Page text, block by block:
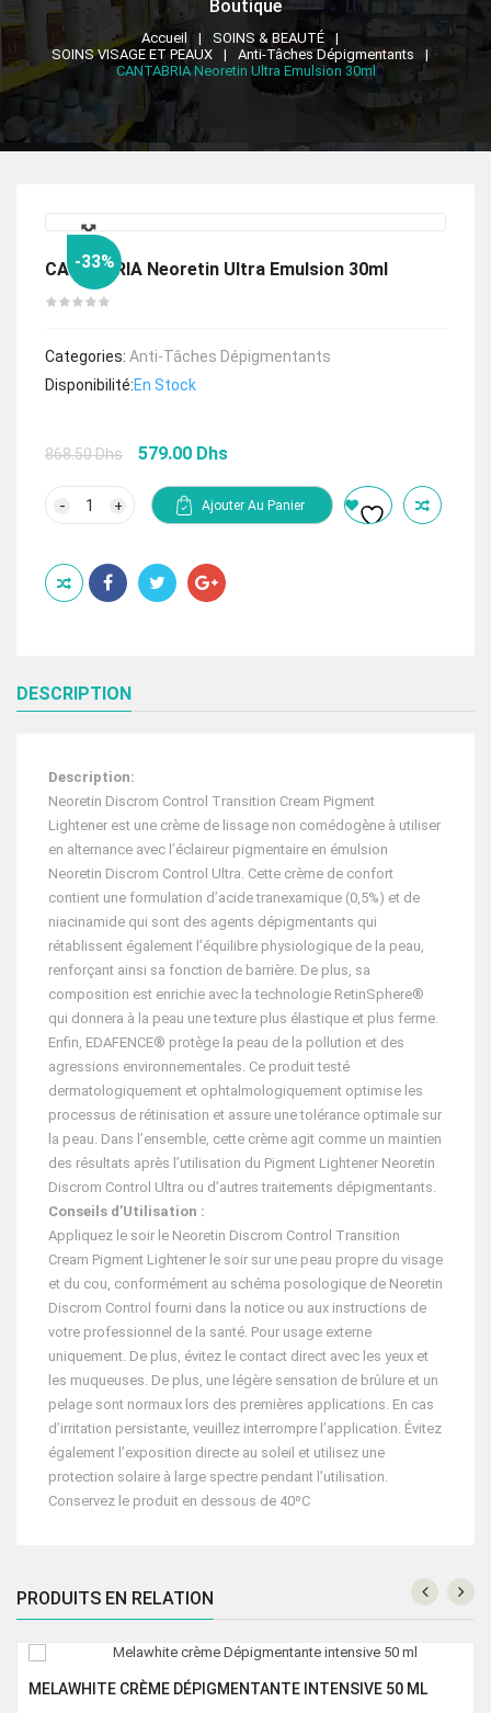
Boutique
Accueil
SOINS & BEAUTÉ
SOINS VISAGE ET PEAUX
Anti-Tâches Dépigmentants
CANTABRIA Neoretin Ultra Emulsion 30ml
-33%
CANTABRIA Neoretin Ultra Emulsion 30ml
Categories: Anti-Tâches Dépigmentants
Disponibilité:En Stock
868.50Dhs
Le
initial
était :
579.00 Dhs
est :
Ultra
Emulsion
30ml
Ajouter Au Panier
DESCRIPTION
Description:
Neoretin Discrom Control Transition Cream Pigment
Lightener est une crème de lissage non comédogène à utiliser
en alternance avec l’éclaireur pigmentaire en émulsion
Neoretin Discrom Control Ultra. Cette crème de confort
contient une formulation d’acide tranexamique (0,5%) et de
niacinamide qui sont des agents dépigmentants qui
rétablissent également l’équilibre physiologique de la peau,
renforçant ainsi sa fonction de barrière. De plus, sa
composition est enrichie avec la technologie RetinSphere®
qui donnera à la peau une texture plus élastique et plus ferme.
Enfin, EDAFENCE® protège la peau de la pollution et des
agressions environnementales. Ce produit testé
dermatologiquement et ophtalmologiquement optimise les
processus de rétinisation et assure une tolérance optimale sur
la peau. Dans l’ensemble, cette crème agit comme un maintien
des résultats après l’utilisation du Pigment Lightener Neoretin
Discrom Control Ultra ou d’autres traitements dépigmentants.
Conseils d’Utilisation :
Appliquez le soir le Neoretin Discrom Control Transition
Cream Pigment Lightener le soir sur une peau propre du visage
et du cou, conformément au schéma posologique de Neoretin
Discrom Control fourni dans la notice ou aux instructions de
votre professionnel de la santé. Pour usage externe
uniquement. De plus, évitez le contact direct avec les yeux et
les muqueuses. De plus, une légère sensation de brûlure et un
pelage sont normaux lors des premières applications. En cas
d’irritation persistante, veuillez interrompre l’application. Évitez
également l’exposition directe au soleil et utilisez une
protection solaire à large spectre pendant l’utilisation.
Conservez le produit en dessous de 40ºC
PRODUITS EN RELATION
MELAWHITE CRÈME DÉPIGMENTANTE INTENSIVE 50 ML